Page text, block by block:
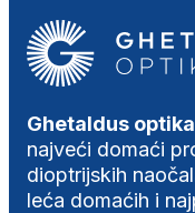
Ghetaldus
najveći domaći
dioptrijskih
leća domaćih i